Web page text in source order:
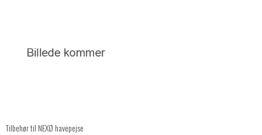
Tilbehør til NEXØ havepejse